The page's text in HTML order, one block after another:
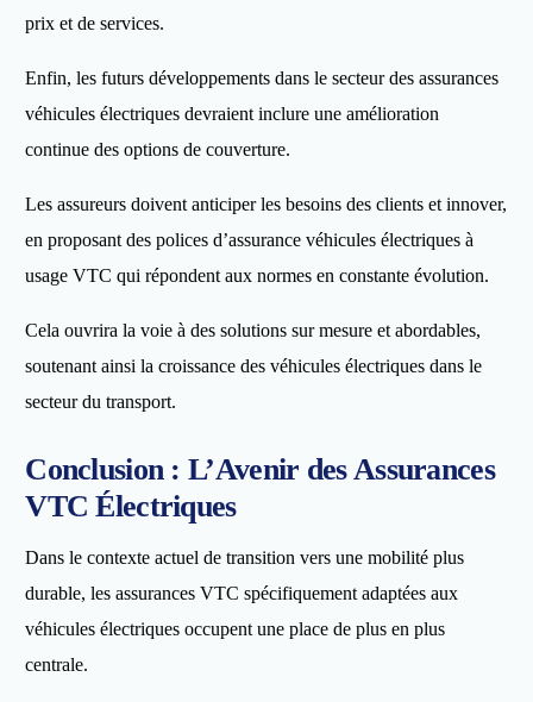
prix et de services.
Enfin, les futurs développements dans le secteur des assurances
véhicules électriques devraient inclure une amélioration
continue des options de couverture.
Les assureurs doivent anticiper les besoins des clients et innover,
en proposant des polices d’assurance véhicules électriques à
usage VTC qui répondent aux normes en constante évolution.
Cela ouvrira la voie à des solutions sur mesure et abordables,
soutenant ainsi la croissance des véhicules électriques dans le
secteur du transport.
Conclusion : L’Avenir des Assurances
VTC Électriques
Dans le contexte actuel de transition vers une mobilité plus
durable, les assurances VTC spécifiquement adaptées aux
véhicules électriques occupent une place de plus en plus
centrale.